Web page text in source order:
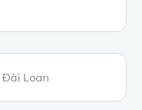
Đài Loan